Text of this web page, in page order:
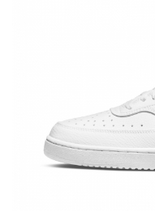
Ingrijire incaltaminte
Sosete